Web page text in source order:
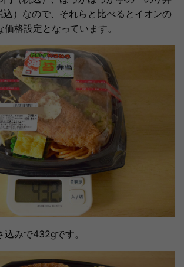
）なので、それらと比べるとイオンの
格設定となっています。
みで432gです。